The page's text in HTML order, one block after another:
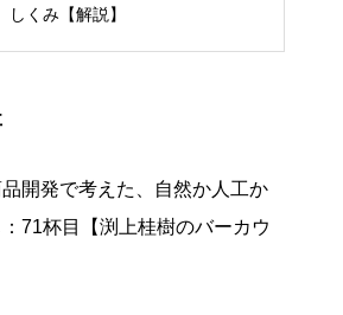
しくみ【解説】
開発で考えた、自然か人工か
71杯目【渕上桂樹のバーカウ